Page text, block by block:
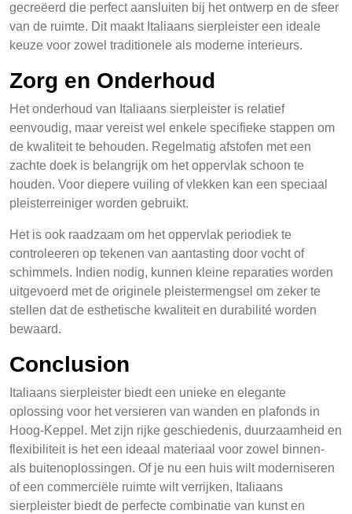
gecreëerd die perfect aansluiten bij het ontwerp en de sfeer
van de ruimte. Dit maakt Italiaans sierpleister een ideale
keuze voor zowel traditionele als moderne interieurs.
Zorg en Onderhoud
Het onderhoud van Italiaans sierpleister is relatief
eenvoudig, maar vereist wel enkele specifieke stappen om
de kwaliteit te behouden. Regelmatig afstofen met een
zachte doek is belangrijk om het oppervlak schoon te
houden. Voor diepere vuiling of vlekken kan een speciaal
pleisterreiniger worden gebruikt.
Het is ook raadzaam om het oppervlak periodiek te
controleeren op tekenen van aantasting door vocht of
schimmels. Indien nodig, kunnen kleine reparaties worden
uitgevoerd met de originele pleistermengsel om zeker te
stellen dat de esthetische kwaliteit en durabilité worden
bewaard.
Conclusion
Italiaans sierpleister biedt een unieke en elegante
oplossing voor het versieren van wanden en plafonds in
Hoog-Keppel. Met zijn rijke geschiedenis, duurzaamheid en
flexibiliteit is het een ideaal materiaal voor zowel binnen-
als buitenoplossingen. Of je nu een huis wilt moderniseren
of een commerciële ruimte wilt verrijken, Italiaans
sierpleister biedt de perfecte combinatie van kunst en